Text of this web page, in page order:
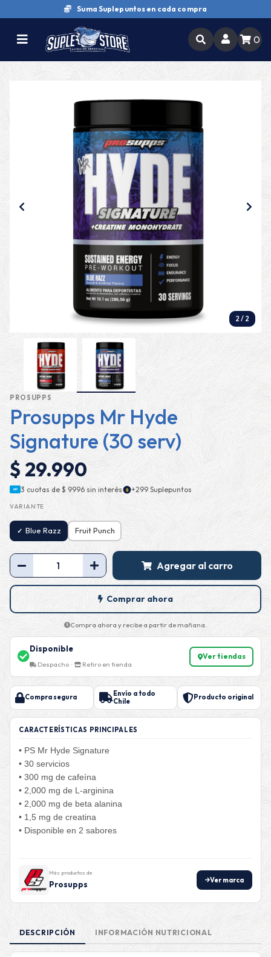
Suma Suplepuntos en cada compra
0
2 / 2
PROSUPPS
Prosupps Mr Hyde
Signature (30 serv)
$ 29.990
MP 3 cuotas de $ 9996 sin interés· $ +299 Suplepuntos
VARIANTE
Blue Razz Fruit Punch
Agregar al carro
Comprar ahora
Compra ahora y recibe a partir de mañana.
Disponible
Despacho · Retiro en tienda
Ver tiendas
Compra segura
Envío a todo
Chile
Producto original
CARACTERÍSTICAS PRINCIPALES
• PS Mr Hyde Signature
• 30 servicios
• 300 mg de cafeína
• 2,000 mg de L-arginina
• 2,000 mg de beta alanina
• 1,5 mg de creatina
• Disponible en 2 sabores
Más productos de
Prosupps Ver marca
DESCRIPCIÓN INFORMACIÓN NUTRICIONAL